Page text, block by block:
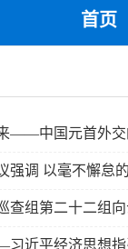
首页
——中国元首外交
强调 以毫不懈怠
查组第二十二组
近平经济思想